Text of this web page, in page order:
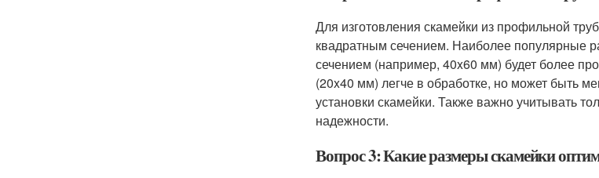
Для изготовления скамейки из профильной
квадратным сечением. Наиболее
сечением (например, 40x60 мм) будет более
(20x40 мм) легче в обработке, но может быть
установки скамейки. Также важно учитывать
надежности.
Вопрос 3: Какие размеры скамейки